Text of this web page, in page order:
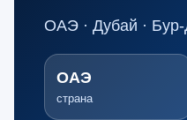
ОАЭ · Дубай ·
ОАЭ
страна